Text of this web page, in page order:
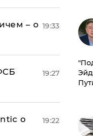
– о 19:33
19:27
о
19:22